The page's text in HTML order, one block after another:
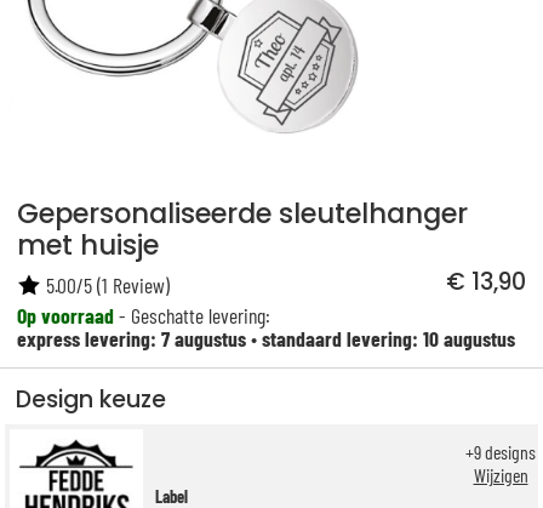
Gepersonaliseerde sleutelhanger
met huisje
€ 13,90
Op voorraad- Geschatte levering:
express levering: 7 augustus•standaard levering: 10 augustus
5.00/5(1 Review)
Design keuze
Label
+9designs
Wijzigen